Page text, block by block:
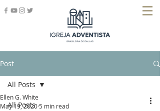
Post
All Posts
All Posts
Ellen G. White
May 19, 2020 5 min read